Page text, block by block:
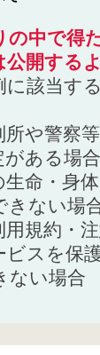
中で得
公開する
に該当す
所や警察
がある場合
生命・身
きない場
用規約・
ビスを保
ない場合